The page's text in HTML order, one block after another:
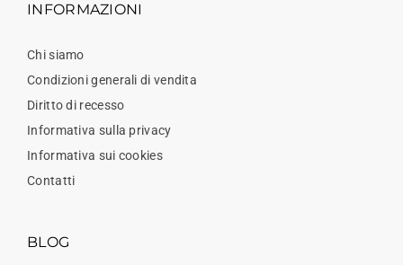
INFORMAZIONI
Chi siamo
Condizioni generali di vendita
Diritto di recesso
Informativa sulla privacy
Informativa sui cookies
Contatti
BLOG